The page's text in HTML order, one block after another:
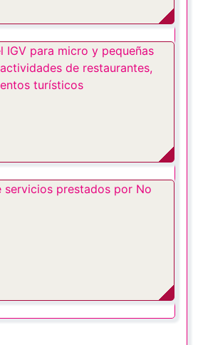
IGV para micro y pequeñas
de restaurantes,
turísticos
servicios prestados por No